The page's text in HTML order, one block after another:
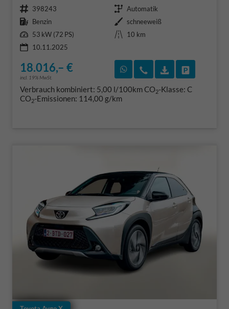
Fahrzeugnr. 398243 Getriebe Automatik
Kraftstoff Benzin Außenfarbe schneeweiß
Leistung 53 kW (72 PS) Kilometerstand
10 km
10.11.2025
18.016,– €
incl. 19% MwSt.
Rückruf vereinbaren
Wir rufen Sie an
Verbrauch kombiniert: 5,00 l/100kmCO2-Klasse: C
CO2-Emissionen: 114,00 g/km